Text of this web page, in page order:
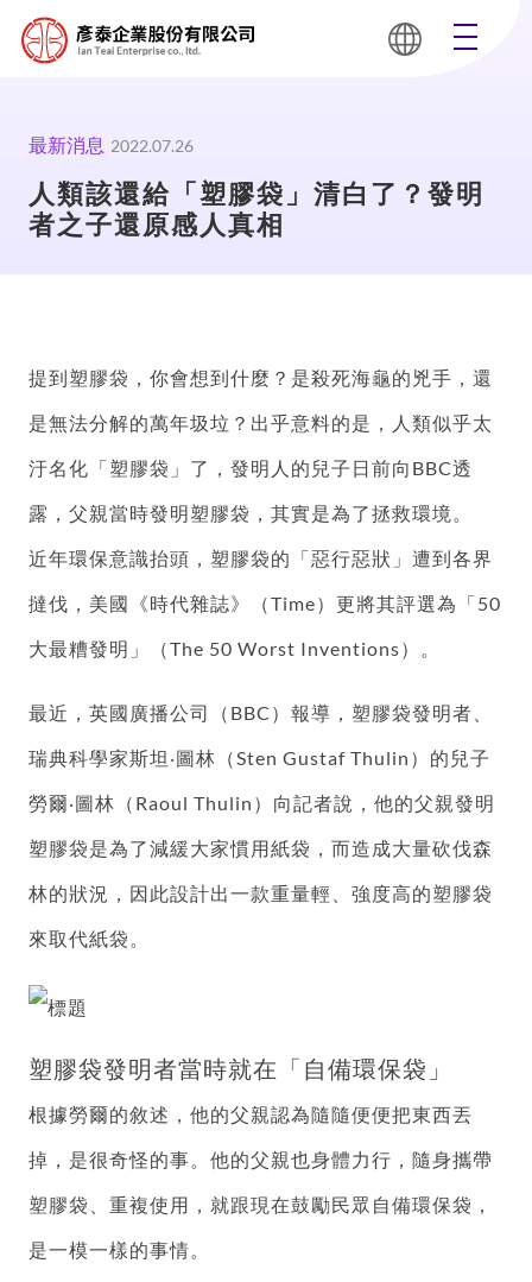
最新消息 2022.07.26
人類該還給「塑膠袋」清白了？發明
者之子還原感人真相
提到塑膠袋，你會想到什麼？是殺死海龜的兇手，還
是無法分解的萬年圾垃？出乎意料的是，人類似乎太
汙名化「塑膠袋」了，發明人的兒子日前向BBC透
露，父親當時發明塑膠袋，其實是為了拯救環境。
近年環保意識抬頭，塑膠袋的「惡行惡狀」遭到各界
撻伐，美國《時代雜誌》（Time）更將其評選為「50
大最糟發明」（The 50 Worst Inventions）。
最近，英國廣播公司（BBC）報導，塑膠袋發明者、
瑞典科學家斯坦‧圖林（Sten Gustaf Thulin）的兒子
勞爾‧圖林（Raoul Thulin）向記者說，他的父親發明
塑膠袋是為了減緩大家慣用紙袋，而造成大量砍伐森
林的狀況，因此設計出一款重量輕、強度高的塑膠袋
來取代紙袋。
塑膠袋發明者當時就在「自備環保袋」
根據勞爾的敘述，他的父親認為隨隨便便把東西丟
掉，是很奇怪的事。他的父親也身體力行，隨身攜帶
塑膠袋、重複使用，就跟現在鼓勵民眾自備環保袋，
是一模一樣的事情。